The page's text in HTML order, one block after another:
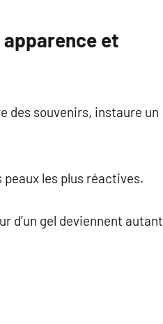
et
des souvenirs, instaure un
les plus réactives.
d’un gel deviennent autant